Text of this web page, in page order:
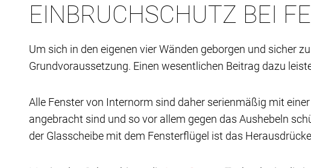
EINBRUCHSCHUTZ BEI
Um sich in den eigenen vier Wänden geborgen und sicher
Grundvoraussetzung. Einen wesentlichen Beitrag dazu
Alle Fenster von Internorm sind daher serienmäßig mit
angebracht sind und so vor allem gegen das Aushebeln
der Glasscheibe mit dem Fensterflügel ist das